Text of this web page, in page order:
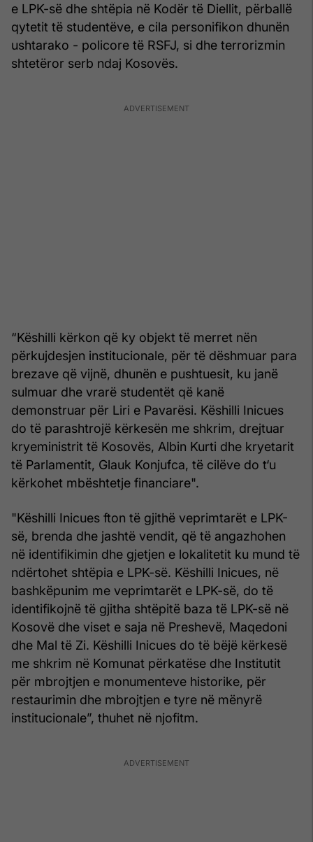
e LPK-së dhe shtëpia në Kodër të Diellit, përballë
qytetit të studentëve, e cila personifikon dhunën
ushtarako - policore të RSFJ, si dhe terrorizmin
shtetëror serb ndaj Kosovës.
“Këshilli kërkon që ky objekt të merret nën
përkujdesjen institucionale, për të dëshmuar para
brezave që vijnë, dhunën e pushtuesit, ku janë
sulmuar dhe vrarë studentët që kanë
demonstruar për Liri e Pavarësi. Këshilli Inicues
do të parashtrojë kërkesën me shkrim, drejtuar
kryeministrit të Kosovës, Albin Kurti dhe kryetarit
të Parlamentit, Glauk Konjufca, të cilëve do t‘u
kërkohet mbështetje financiare".
"Këshilli Inicues fton të gjithë veprimtarët e LPK-
së, brenda dhe jashtë vendit, që të angazhohen
në identifikimin dhe gjetjen e lokalitetit ku mund të
ndërtohet shtëpia e LPK-së. Këshilli Inicues, në
bashkëpunim me veprimtarët e LPK-së, do të
identifikojnë të gjitha shtëpitë baza të LPK-së në
Kosovë dhe viset e saja në Preshevë, Maqedoni
dhe Mal të Zi. Këshilli Inicues do të bëjë kërkesë
me shkrim në Komunat përkatëse dhe Institutit
për mbrojtjen e monumenteve historike, për
restaurimin dhe mbrojtjen e tyre në mënyrë
institucionale”, thuhet në njofitm.